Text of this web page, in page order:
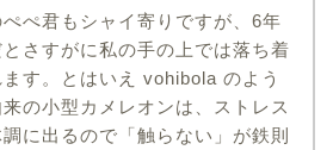
ぺ君もシャイ寄りですが、6年
とさすがに私の手の上では落ち着
す。とはいえ vohibola のよう
の小型カメレオンは、ストレス
に出るので「触らない」が鉄則